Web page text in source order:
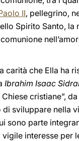
II, pellegrino,
Spirito Santo, la
che Ella ha
Ibrahim Isaac
cristiane”,
sviluppare nella
sono parte
interesse per